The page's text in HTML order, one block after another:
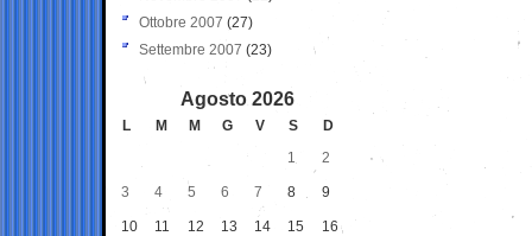
Ottobre 2007 (27)
Settembre 2007 (23)
Agosto 2026
L M M G V S
D
1
2
3 4 5 6 7 8 9
10 11 12 13 14 15 16